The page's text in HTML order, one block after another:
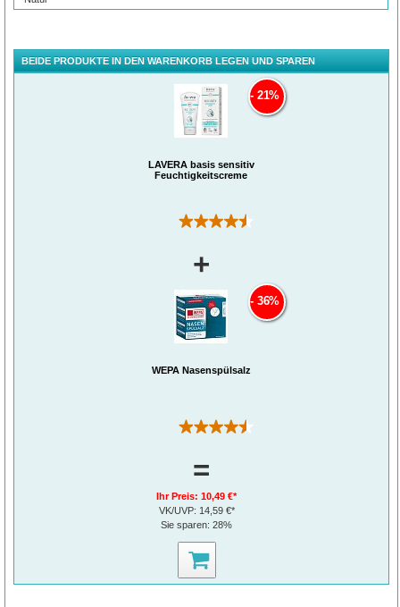
INCI:
Water (Aqua), Alcohol* denat., Glycerin, Isoamyl Laurate, Dicaprylyl Ether,
Glyceryl Stearate Citrate, Cetearyl Alcohol, Cetyl Alcohol, Caprylic/Capric
Triglyceride, Glycine Soja (Soybean) Oil*, Melissa Officinalis Leaf Extract*,
Hamamelis Virginiana (Witch Hazel) Leaf Extract*, Aloe Barbadensis Leaf Juice*,
Butyrospermum Parkii (Shea) Butter*, Prunus Amygdalus Dulcis (Sweet Almond)
Oil*, Simmondsia Chinensis (Jojoba) Seed Oil*, Helianthus Annuus (Sunflower)
Undecylenate, Levulinic Acid, Hydrogenated Palm Glycerides, Sodium Levulinate,
Tocopherol, Xylitylglucoside, Anhydroxylitol, Hydrogenated Lecithin, Brassica
Campestris (Rapeseed) Sterols, Xylitol, Biosaccharide Gum-1, Glyceryl
* ingredients from certified organic agriculture
BEIDE PRODUKTE IN DEN WARENKORB LEGEN UND SPAREN
LAVERA basis sensitiv
Feuchtigkeitscreme
(2)
21%
+
WEPA Nasenspülsalz
(2)
36%
=
Ihr Preis:10,49 €*
VK/UVP: 14,59 €*
Sie sparen:28%